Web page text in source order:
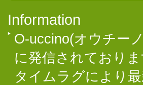
Information
O-uccino(オウチー
に発信されており
タイムラグにより